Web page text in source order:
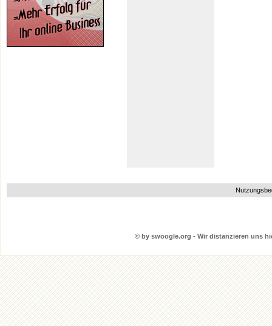
© by swoogle.org - Wir distanzieren uns